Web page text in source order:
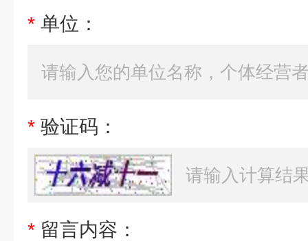
* 单位：
* 验证码：
* 留言内容：